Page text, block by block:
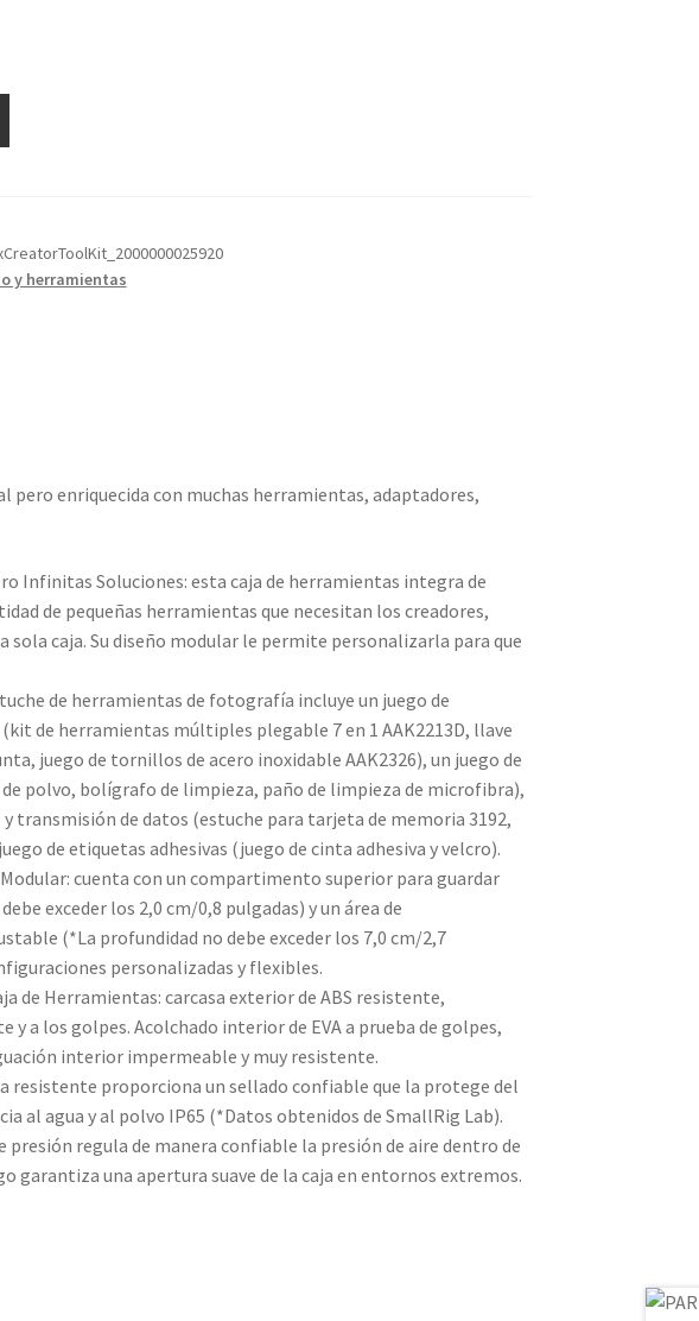
y herramientas
pero enriquecida con muchas herramientas, adaptadores,
Infinitas Soluciones: esta caja de herramientas integra de
de pequeñas herramientas que necesitan los creadores,
sola caja. Su diseño modular le permite personalizarla para que
de herramientas de fotografía incluye un juego de
de herramientas múltiples plegable 7 en 1 AAK2213D, llave
juego de tornillos de acero inoxidable AAK2326), un juego de
polvo, bolígrafo de limpieza, paño de limpieza de microfibra),
transmisión de datos (estuche para tarjeta de memoria 3192,
de etiquetas adhesivas (juego de cinta adhesiva y velcro).
cuenta con un compartimento superior para guardar
exceder los 2,0 cm/0,8 pulgadas) y un área de
(*La profundidad no debe exceder los 7,0 cm/2,7
personalizadas y flexibles.
de Herramientas: carcasa exterior de ABS resistente,
y a los golpes. Acolchado interior de EVA a prueba de golpes,
interior impermeable y muy resistente.
resistente proporciona un sellado confiable que la protege del
al agua y al polvo IP65 (*Datos obtenidos de SmallRig Lab).
presión regula de manera confiable la presión de aire dentro de
garantiza una apertura suave de la caja en entornos extremos.